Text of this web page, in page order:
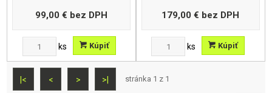
99,00 € bez DPH
ks Kúpiť
179,00 € bez DPH
ks Kúpiť
|< < > >| stránka 1 z 1